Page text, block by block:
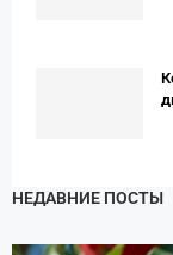
НЕДАВНИЕ ПОСТЫ